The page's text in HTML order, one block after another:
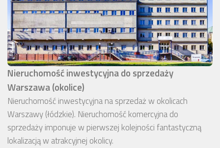
Nieruchomość inwestycyjna do sprzedaży
Warszawa (okolice)
Nieruchomość inwestycyjna na sprzedaż w okolicach
Warszawy (łódzkie). Nieruchomość komercyjna do
sprzedaży imponuje w pierwszej kolejności fantastyczną
lokalizacją w atrakcyjnej okolicy.